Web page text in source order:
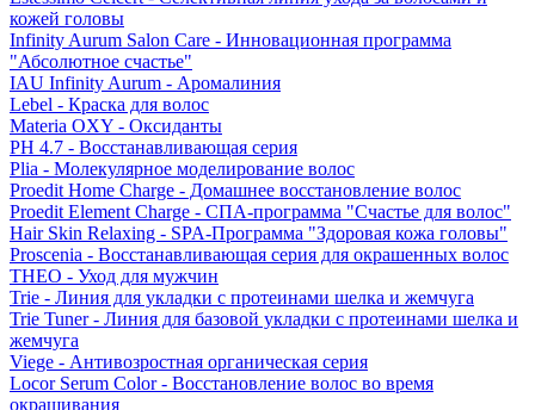
кожей головы
Infinity Aurum Salon Care - Инновационная программа
"Абсолютное счастье"
IAU Infinity Aurum - Аромалиния
Lebel - Краска для волос
Materia OXY - Оксиданты
PH 4.7 - Восстанавливающая серия
Plia - Молекулярное моделирование волос
Proedit Home Charge - Домашнее восстановление волос
Proedit Element Charge - СПА-программа "Счастье для волос"
Hair Skin Relaxing - SPA-Программа "Здоровая кожа головы"
Proscenia - Восстанавливающая серия для окрашенных волос
THEO - Уход для мужчин
Trie - Линия для укладки с протеинами шелка и жемчуга
Trie Tuner - Линия для базовой укладки с протеинами шелка и
жемчуга
Viege - Антивозростная органическая серия
Locor Serum Color - Восстановление волос во время
окрашивания